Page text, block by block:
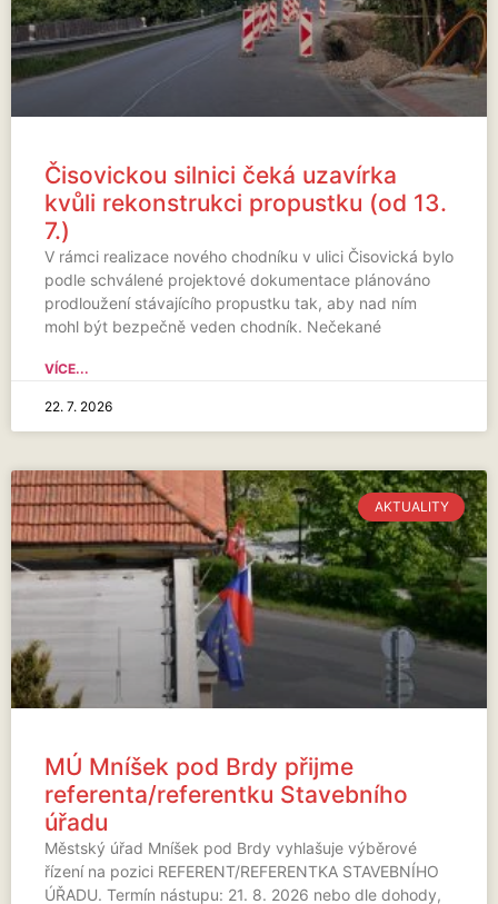
Čisovickou silnici čeká uzavírka
kvůli rekonstrukci propustku (od 13.
7.)
V rámci realizace nového chodníku v ulici Čisovická bylo
podle schválené projektové dokumentace plánováno
prodloužení stávajícího propustku tak, aby nad ním
mohl být bezpečně veden chodník. Nečekané
VÍCE...
22. 7. 2026
AKTUALITY
MÚ Mníšek pod Brdy přijme
referenta/referentku Stavebního
úřadu
Městský úřad Mníšek pod Brdy vyhlašuje výběrové
řízení na pozici REFERENT/REFERENTKA STAVEBNÍHO
ÚŘADU. Termín nástupu: 21. 8. 2026 nebo dle dohody,